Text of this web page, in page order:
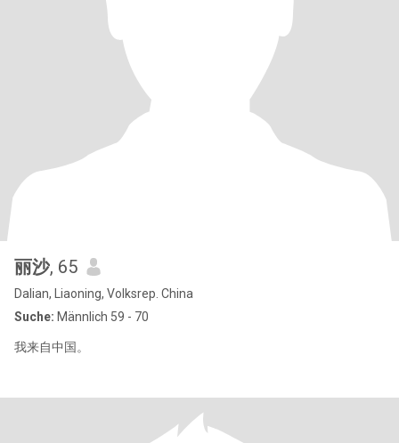
丽沙, 65
Dalian, Liaoning, Volksrep. China
Suche: Männlich 59 - 70
我来自中国。